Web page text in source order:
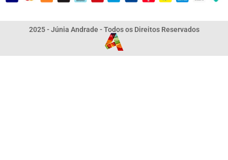
2025 - Júnia Andrade - Todos os Direitos Reservados